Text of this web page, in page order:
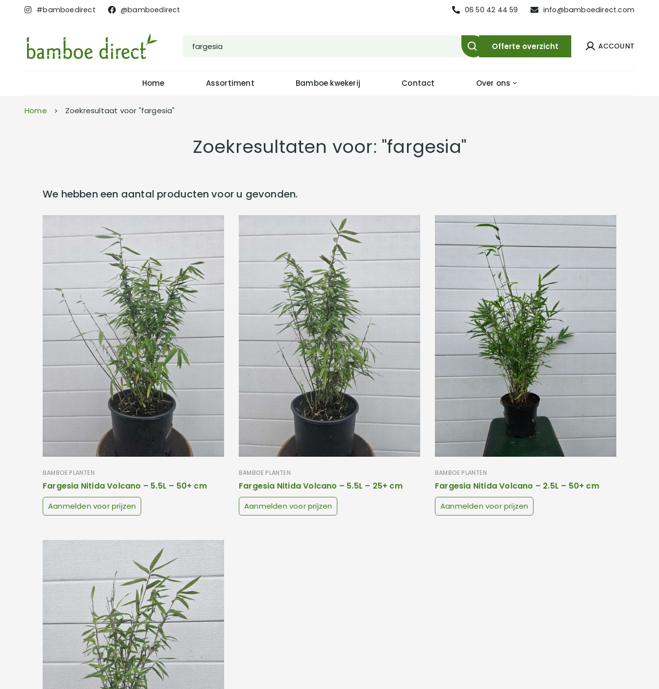
#bamboedirect @bamboedirect 06 50 42 44 59 info@bamboedirect.com
Offerte overzicht
Home Assortiment Bamboe kwekerij Contact Over ons
Home Zoekresultaat voor "fargesia"
Zoekresultaten voor: "fargesia"
We hebben een aantal producten voor u gevonden.
BAMBOE PLANTEN
Fargesia Nitida Volcano – 5.5L – 50+ cm
Aanmelden voor prijzen
BAMBOE PLANTEN
Fargesia Nitida Volcano – 5.5L – 25+ cm
Aanmelden voor prijzen
BAMBOE PLANTEN
Fargesia Nitida Volcano – 2.5L – 50+ cm
Aanmelden voor prijzen